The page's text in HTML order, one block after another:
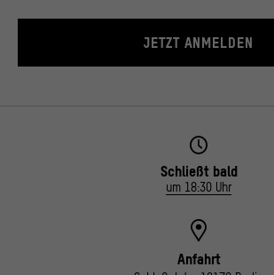
JETZT ANMELDEN
Schließt bald
um 18:30 Uhr
Anfahrt